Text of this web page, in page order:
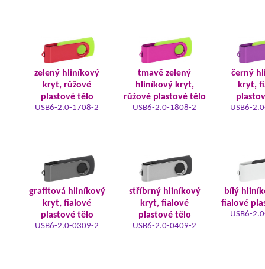
zelený hliníkový
kryt, růžové
plastové tělo
USB6-2.0-1708-2
tmavě zelený
hliníkový kryt,
růžové plastové tělo
USB6-2.0-1808-2
černý
kryt,
USB6-
grafitová hliníkový
kryt, fialové
plastové tělo
USB6-2.0-0309-2
stříbrný hliníkový
kryt, fialové
plastové tělo
USB6-2.0-0409-2
bílý
fialové
USB6-